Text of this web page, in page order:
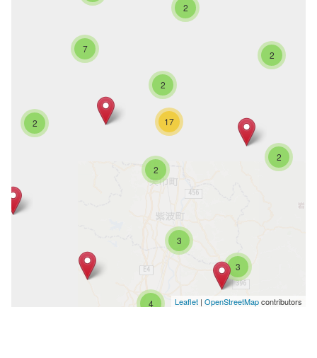
3
2
2
2
2
2
4
3
2
7
17
Leaflet | OpenStreetMapcontributors